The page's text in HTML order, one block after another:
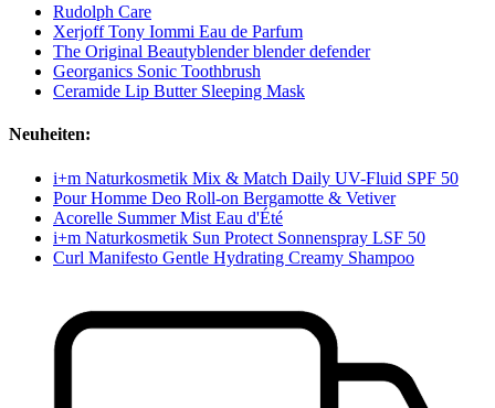
Rudolph Care
Xerjoff Tony Iommi Eau de Parfum
The Original Beautyblender blender defender
Georganics Sonic Toothbrush
Ceramide Lip Butter Sleeping Mask
Neuheiten:
i+m Naturkosmetik Mix & Match Daily UV-Fluid SPF 50
Pour Homme Deo Roll-on Bergamotte & Vetiver
Acorelle Summer Mist Eau d'Été
i+m Naturkosmetik Sun Protect Sonnenspray LSF 50
Curl Manifesto Gentle Hydrating Creamy Shampoo